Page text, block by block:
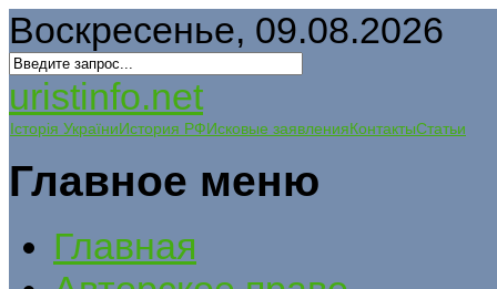
Воскресенье, 09.08.2026
uristinfo.net
Історія УкраїниИстория РФИсковые заявленияКонтактыСтатьи
Главное меню
Главная